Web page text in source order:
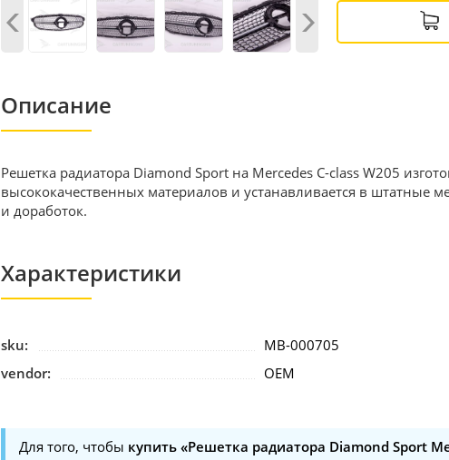
Описание
Решетка радиатора Diamond Sport на Mercedes C-class W205
высококачественных материалов и устанавливается в штатные
и доработок.
Характеристики
sku:
MB-000705
vendor:
OEM
Для того, чтобы купить «Решетка радиатора Diamond Sport